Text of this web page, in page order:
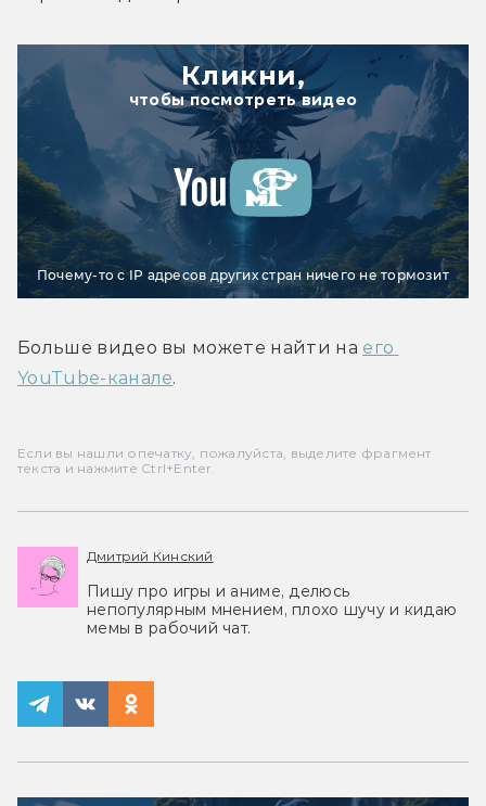
Кликни,
чтобы посмотреть видео
Почему-то с IP адресов других стран ничего не тормозит
Больше видео вы можете найти на его
YouTube-канале.
Если вы нашли опечатку, пожалуйста, выделите фрагмент
текста и нажмите Ctrl+Enter.
Дмитрий Кинский
Пишу про игры и аниме, делюсь
непопулярным мнением, плохо шучу и кидаю
мемы в рабочий чат.